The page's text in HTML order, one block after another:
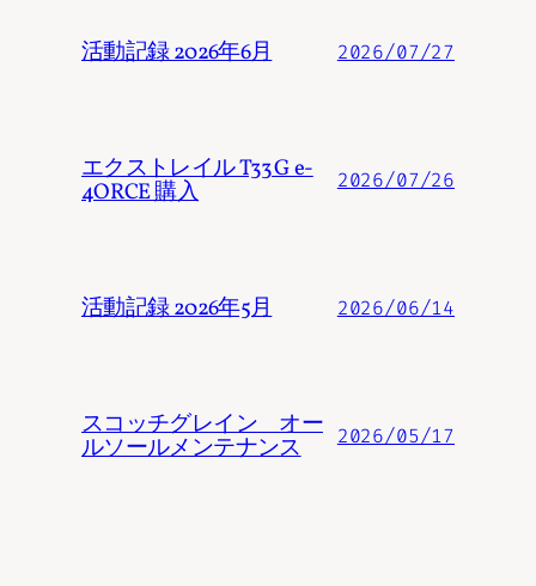
活動記録 2026年6月 2026/07/27
エクストレイル T33 G e-
4ORCE 購入 2026/07/26
活動記録 2026年5月 2026/06/14
スコッチグレイン オー
ルソールメンテナンス 2026/05/17